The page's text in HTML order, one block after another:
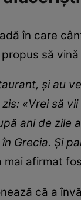
în care
să vină
și au
«Vrei să
ani de
Grecia. Și
mai afirmat
că a